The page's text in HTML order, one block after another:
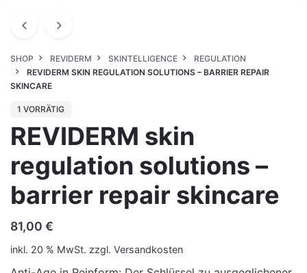
SHOP REVIDERM SKINTELLIGENCE
REGULATION
REVIDERM SKIN REGULATION SOLUTIONS – BARRIER REPAIR
SKINCARE
1 VORRÄTIG
REVIDERM skin
regulation solutions –
barrier repair skincare
81,00 €
inkl. 20 % MwSt. zzgl. Versandkosten